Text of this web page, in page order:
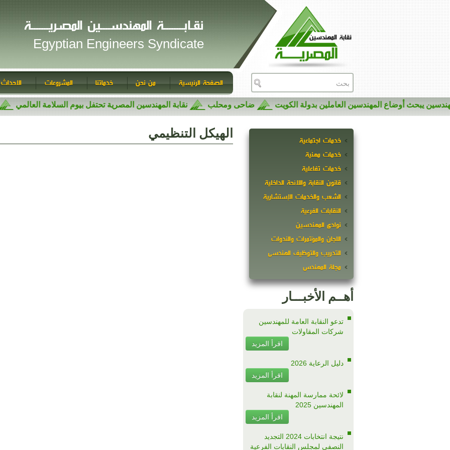
نقـابــــــــة المهندســــين المصـريـــــــة
Egyptian Engineers Syndicate
الصفحة الرئيسية من نحن خدماتنا المشروعات
يبحث أوضاع المهندسين العاملين بدولة الكويت ضاحى ومحلب نقابة المهندسين المصرية تحتفل بيوم السلامة العالمي
خدمات اجتماعية
خدمات مهنية
خدمات تفاعلية
قانون النقابة واللائحة الداخلية
الشعب والخدمات الإستشارية
النقابات الفرعية
نوادى المهندسين
اللجان والمؤتمرات والندوات
التدريب والتوظيف الهندسى
مجلة المهندس
أهــم الأخبـــار
تدعو النقابة العامة للمهندسين
شركات المقاولات
اقرأ المزيد
دليل الرعاية 2026
اقرأ المزيد
لائحة ممارسة المهنة لنقابة
المهندسين 2025
اقرأ المزيد
نتيجة انتخابات 2024 التجديد
النصفى لمجلس النقابات الفرعية
الهيكل التنظيمي